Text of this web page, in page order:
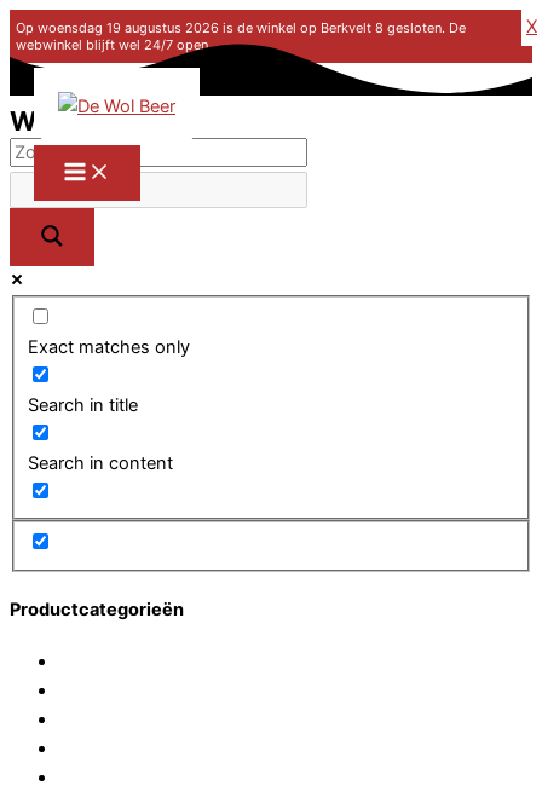
Op woensdag 19 augustus 2026 is de winkel op Berkvelt 8 gesloten. De
webwinkel blijft wel 24/7 open.
X
Winkel
Exact matches only
Search in title
Search in content
Productcategorieën